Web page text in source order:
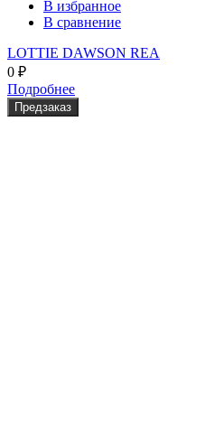
В избранное
В сравнение
LOTTIE DAWSON REA
0 ₽
Подробнее
Предзаказ